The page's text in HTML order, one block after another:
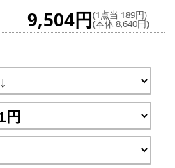
9,504円(1点当 189円)
(本体 8,640円)